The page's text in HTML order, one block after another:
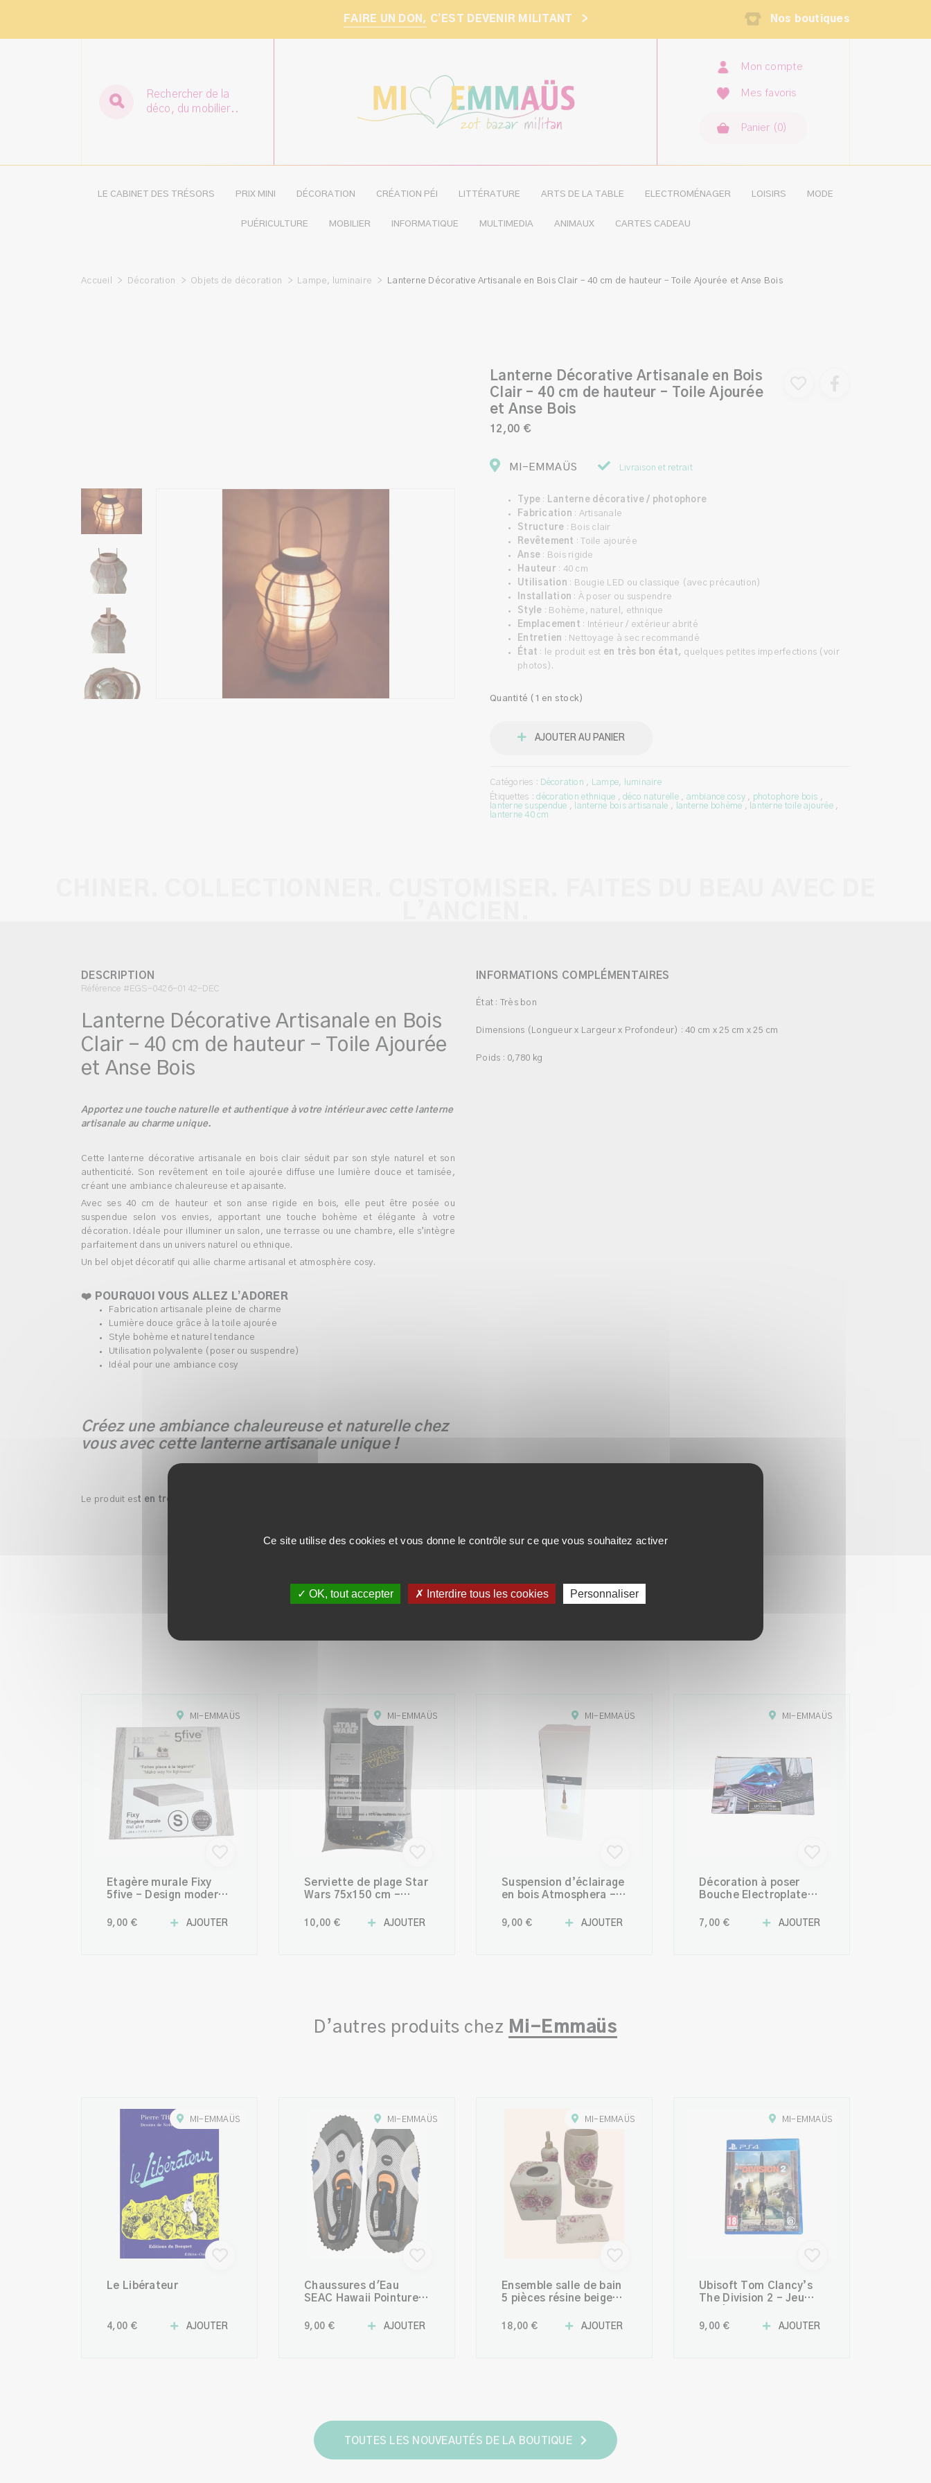
FAIRE UN DON, C’EST DEVENIR MILITANT > Nos boutiques
×
Rechercher de la
déco, du mobilier..
Mon compte
Mes favoris
Panier ( 0)
LE CABINET DES TRÉSORS PRIX MINI DÉCORATION CRÉATION PÉI LITTÉRATURE ARTS DE LA TABLE ELECTROMÉNAGER LOISIRS MODE
PUÉRICULTURE MOBILIER INFORMATIQUE MULTIMEDIA ANIMAUX CARTES CADEAU
Accueil > Décoration > Objets de décoration > Lampe, luminaire > Lanterne Décorative Artisanale en Bois Clair – 40 cm de hauteur – Toile Ajourée et Anse Bois
Lanterne Décorative Artisanale en Bois
Clair – 40 cm de hauteur – Toile Ajourée
et Anse Bois
12,00 €
MI-EMMAÜS Livraison et retrait
Type :
Lanterne décorative / photophore
Fabrication : Artisanale
Structure : Bois clair
Revêtement : Toile ajourée
Anse : Bois rigide
Hauteur : 40 cm
Utilisation : Bougie LED ou classique (avec précaution)
Installation : À poser ou suspendre
Style : Bohème, naturel, ethnique
Emplacement : Intérieur / extérieur abrité
Entretien : Nettoyage à sec recommandé
État : le produit est en très bon état, quelques petites imperfections (voir
photos).
Quantité (1 en stock)
AJOUTER AU PANIER
Catégories : Décoration , Lampe, luminaire
Étiquettes :décoration ethnique ,déco naturelle, ambiance cosy, photophore bois ,
lanterne suspendue , lanterne bois artisanale , lanterne bohème , lanterne toile ajourée,
lanterne 40 cm
DESCRIPTION
Référence #EGS-0426-0142-DEC
Lanterne Décorative Artisanale en Bois
Clair – 40 cm de hauteur – Toile Ajourée
et Anse Bois
Apportez une touche naturelle et authentique à votre intérieur avec cette lanterne
artisanale au charme unique.
Cette lanterne décorative artisanale en bois clair séduit par son style naturel et son
authenticité. Son revêtement en toile ajourée diffuse une lumière douce et tamisée,
créant une ambiance chaleureuse et apaisante.
Avec ses 40 cm de hauteur et son anse rigide en bois, elle peut être posée ou
suspendue selon vos envies, apportant une touche bohème et élégante à votre
décoration. Idéale pour illuminer un salon, une terrasse ou une chambre, elle s’intègre
parfaitement dans un univers naturel ou ethnique.
Un bel objet décoratif qui allie charme artisanal et atmosphère cosy.
❤️ POURQUOI VOUS ALLEZ L’ADORER
Fabrication artisanale pleine de charme
Lumière douce grâce à la toile ajourée
Style bohème et naturel tendance
Utilisation polyvalente (poser ou suspendre)
Idéal pour une ambiance cosy
Créez une ambiance chaleureuse et naturelle chez
vous avec cette lanterne artisanale unique !
Le produit est en très bon état,
INFORMATIONS COMPLÉMENTAIRES
État : Très bon
Dimensions (Longueur x Largeur x Profondeur) : 40 cm x 25 cm x 25 cm
Poids : 0,780 kg
MI-EMMAÜS
Étagère murale Fixy
5five – Design moderne
rangement malin
9,00 € AJOUTER
MI-EMMAÜS
Serviette de plage Star
Wars 75x150 cm –
10,00 € AJOUTER
MI-EMMAÜS
Suspension d’éclairage
en bois Atmosphera –
chaleureux
9,00 € AJOUTER
MI-EMMAÜS
Décoration à poser
Bouche Electroplate
Objet déco design
7,00 € AJOUTER
D’autres produits chez Mi-Emmaüs
MI-EMMAÜS
Le Libérateur
4,00 € AJOUTER
MI-EMMAÜS
Chaussures d'Eau
SEAC Hawaii Pointure
Adhérence pour
9,00 € AJOUTER
MI-EMMAÜS
Ensemble salle de bain
5 pièces résine beige
accessoires style
18,00 € AJOUTER
MI-EMMAÜS
Ubisoft Tom Clancy’s
The Division 2 – Jeu
en monde ouvert
9,00 € AJOUTER
TOUTES LES NOUVEAUTÉS DE LA BOUTIQUE
Ce site utilise des cookies et vous donne le contrôle sur ce que vous souhaitez activer
✓ OK, tout accepter ✗ Interdire tous les cookies Personnaliser